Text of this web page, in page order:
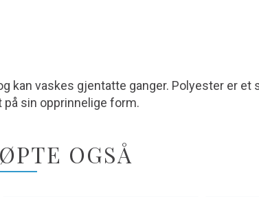
kan vaskes gjentatte ganger. Polyester er
sin opprinnelige form.
OGSÅ